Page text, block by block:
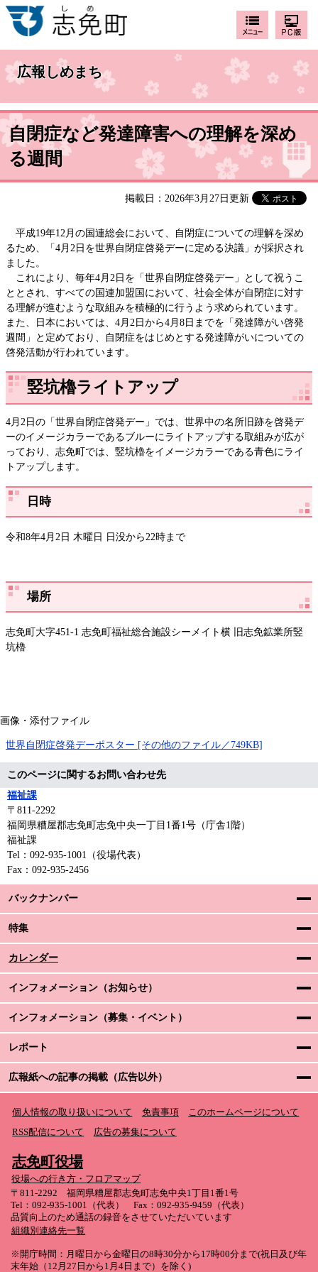
広報しめまち
バックナンバー
特集
カレンダー
インフォメーション（お知らせ）
インフォメーション（募集・イベント）
レポート
広報紙への記事の掲載（広告以外）
自閉症など発達障害への理解を深め
る週間
掲載日：2026年3月27日更新
平成19年12月の国連総会において、自閉症についての理解を深め
るため、「4月2日を世界自閉症啓発デーに定める決議」が採択され
ました。
これにより、毎年4月2日を「世界自閉症啓発デー」として祝うこ
ととされ、すべての国連加盟国において、社会全体が自閉症に対す
る理解が進むような取組みを積極的に行うよう求められています。
また、日本においては、4月2日から4月8日までを「発達障がい啓発
週間」と定めており、自閉症をはじめとする発達障がいについての
啓発活動が行われています。​
竪坑櫓ライトアップ
4月2日の「世界自閉症啓発デー」では、世界中の名所旧跡を啓発デ
ーのイメージカラーであるブルーにライトアップする取組みが広が
っており、志免町では、竪坑櫓をイメージカラーである青色にライ
トアップします。
日時
令和8年4月2日 木曜日 日没から22時まで
場所
志免町大字451-1 志免町福祉総合施設シーメイト横 旧志免鉱業所竪
坑櫓
画像・添付ファイル
世界自閉症啓発デーポスター [その他のファイル／749KB]
このページに関するお問い合わせ先
福祉課
〒811-2292
福岡県糟屋郡志免町志免中央一丁目1番1号（庁舎1階）
福祉課
Tel：092-935-1001（役場代表）
Fax：092-935-2456
個人情報の取り扱いについて 免責事項
このホームページについて
RSS配信について
広告の募集について
志免町役場
役場への行き方・フロアマップ
〒811-2292 福岡県糟屋郡志免町志免中央1丁目1番1号
Tel：092-935-1001（代表） Fax：092-935-9459（代表）
品質向上のため通話の録音をさせていただいています
組織別連絡先一覧
※開庁時間：月曜日から金曜日の8時30分から17時00分まで(祝日及び年
末年始（12月27日から1月4日まで）を除く)